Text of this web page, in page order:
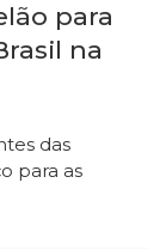
para
na
das
para as